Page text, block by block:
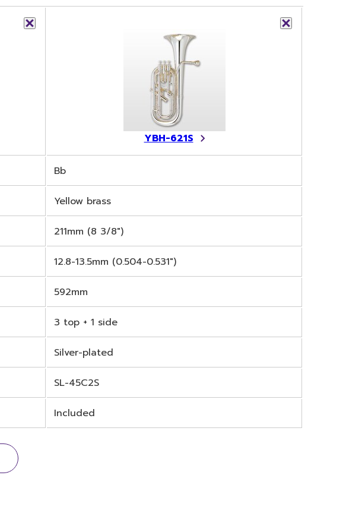
YBH-621S
Bb
Yellow brass
211mm (8 3/8")
12.8-13.5mm (0.504-0.531")
592mm
3 top + 1 side
Silver-plated
SL-45C2S
Included